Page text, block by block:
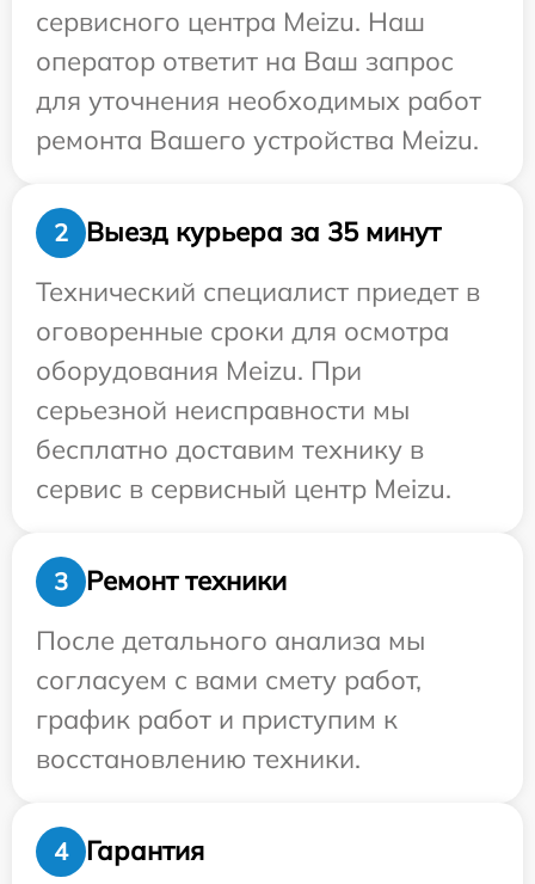
сервисного центра Meizu. Наш
оператор ответит на Ваш запрос
для уточнения необходимых работ
ремонта Вашего устройства Meizu.
2
Выезд курьера за 35 минут
Технический специалист приедет в
оговоренные сроки для осмотра
оборудования Meizu. При
серьезной неисправности мы
бесплатно доставим технику в
сервис в сервисный центр Meizu.
3
Ремонт техники
После детального анализа мы
согласуем с вами смету работ,
график работ и приступим к
восстановлению техники.
4 Гарантия